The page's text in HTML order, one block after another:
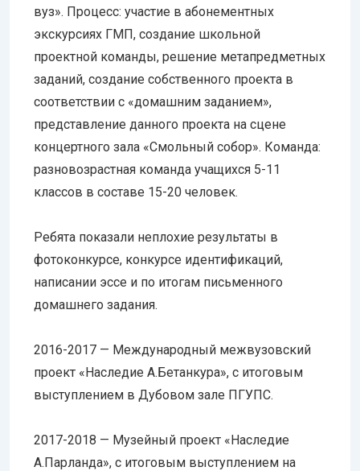
вуз». Процесс: участие в абонементных
экскурсиях ГМП, создание школьной
проектной команды, решение метапредметных
заданий, создание собственного проекта в
соответствии с «домашним заданием»,
представление данного проекта на сцене
концертного зала «Смольный собор». Команда:
разновозрастная команда учащихся 5-11
классов в составе 15-20 человек.
Ребята показали неплохие результаты в
фотоконкурсе, конкурсе идентификаций,
написании эссе и по итогам письменного
домашнего задания.
2016-2017 — Международный межвузовский
проект «Наследие А.Бетанкура», с итоговым
выступлением в Дубовом зале ПГУПС.
2017-2018 — Музейный проект «Наследие
А.Парланда», с итоговым выступлением на